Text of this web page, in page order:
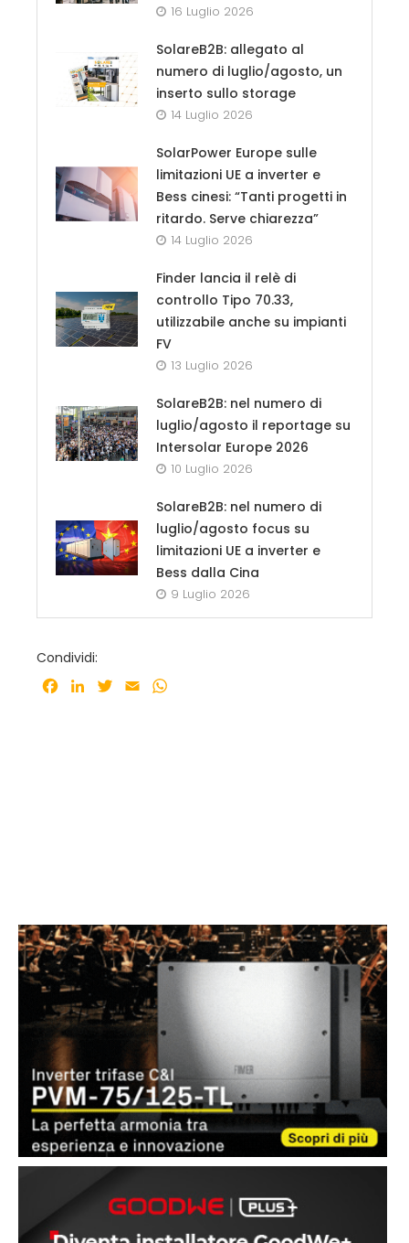
16 Luglio 2026
SolareB2B: allegato al
numero di luglio/agosto, un
inserto sullo storage
14 Luglio 2026
SolarPower Europe sulle
limitazioni UE a inverter e
Bess cinesi: “Tanti progetti in
ritardo. Serve chiarezza”
14 Luglio 2026
Finder lancia il relè di
controllo Tipo 70.33,
utilizzabile anche su impianti
FV
13 Luglio 2026
SolareB2B: nel numero di
luglio/agosto il reportage su
Intersolar Europe 2026
10 Luglio 2026
SolareB2B: nel numero di
luglio/agosto focus su
limitazioni UE a inverter e
Bess dalla Cina
9 Luglio 2026
Condividi:
Facebook
LinkedInTwitter
Email